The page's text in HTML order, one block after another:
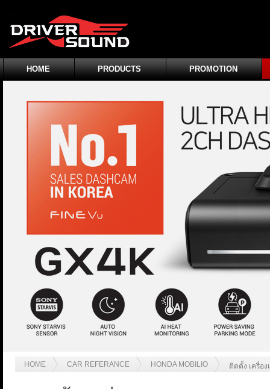
HOME PRODUCTS PROMOTION
HOME CAR REFERANCE HONDA MOBILIO ติดตั้ง เครื่อ